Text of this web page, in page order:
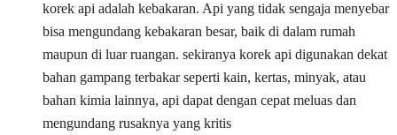
korek api adalah kebakaran. Api yang tidak sengaja menyebar
bisa mengundang kebakaran besar, baik di dalam rumah
maupun di luar ruangan. sekiranya korek api digunakan dekat
bahan gampang terbakar seperti kain, kertas, minyak, atau
bahan kimia lainnya, api dapat dengan cepat meluas dan
mengundang rusaknya yang kritis